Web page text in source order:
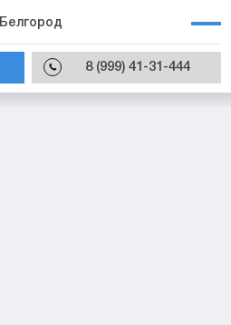
Белгород
8 (999) 41-31-444